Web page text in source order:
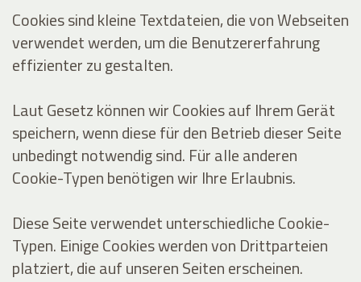
Cookies sind kleine Textdateien, die von Webseiten
verwendet werden, um die Benutzererfahrung
effizienter zu gestalten.
Laut Gesetz können wir Cookies auf Ihrem Gerät
speichern, wenn diese für den Betrieb dieser Seite
unbedingt notwendig sind. Für alle anderen
Cookie-Typen benötigen wir Ihre Erlaubnis.
Diese Seite verwendet unterschiedliche Cookie-
Typen. Einige Cookies werden von Drittparteien
platziert, die auf unseren Seiten erscheinen.